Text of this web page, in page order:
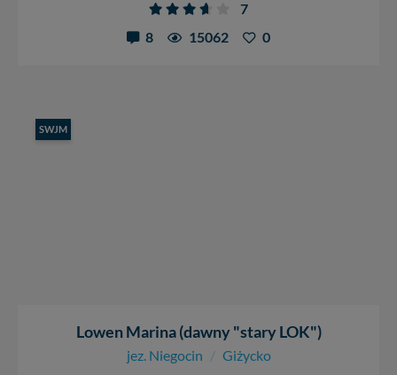
7
8
15062 0
SWJM
Lowen Marina (dawny "stary LOK")
jez. Niegocin / Giżycko
danych, zażądać ich poprawienia lub usunięcia,
zabronić ich przetwarzania. Pamiętaj jednak, że nie
zrobić za Ciebie.